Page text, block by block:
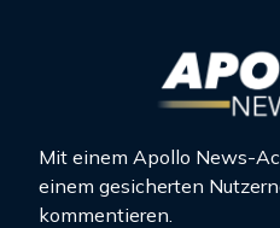
Mit einem Apollo News-
einem gesicherten
kommentieren.